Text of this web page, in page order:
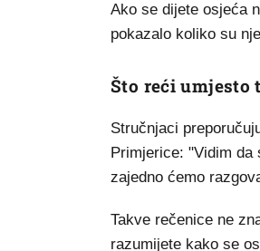
Ako se dijete osjeća
pokazalo koliko su
Što reći umjesto
Stručnjaci
Primjerice: "Vidim da
zajedno ćemo
Takve rečenice ne
razumijete kako se